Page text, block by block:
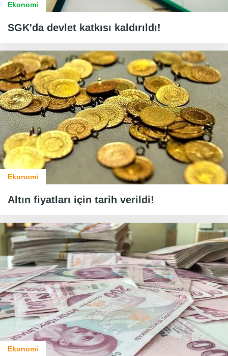
Ekonomi
SGK'da devlet katkısı kaldırıldı!
Ekonomi
Altın fiyatları için tarih verildi!
Ekonomi